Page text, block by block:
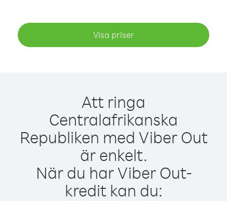
Visa priser
Att ringa
Centralafrikanska
Republiken med Viber Out
är enkelt.
När du har Viber Out-
kredit kan du: